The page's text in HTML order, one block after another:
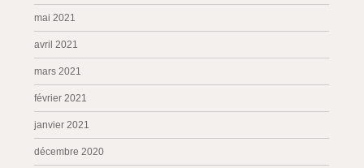
mai 2021
avril 2021
mars 2021
février 2021
janvier 2021
décembre 2020